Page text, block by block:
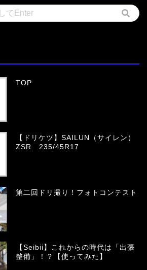
TOP
【ドリケツ】SAILUN（サイレン）
ZSR 235/45R17
第二回ドリ撮り！フォトコンテスト
【Seibii】これからの時代は「出張
整備」！？【使ってみた】